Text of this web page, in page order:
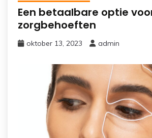
Een betaalbare optie
zorgbehoeften
oktober 13, 2023 admin